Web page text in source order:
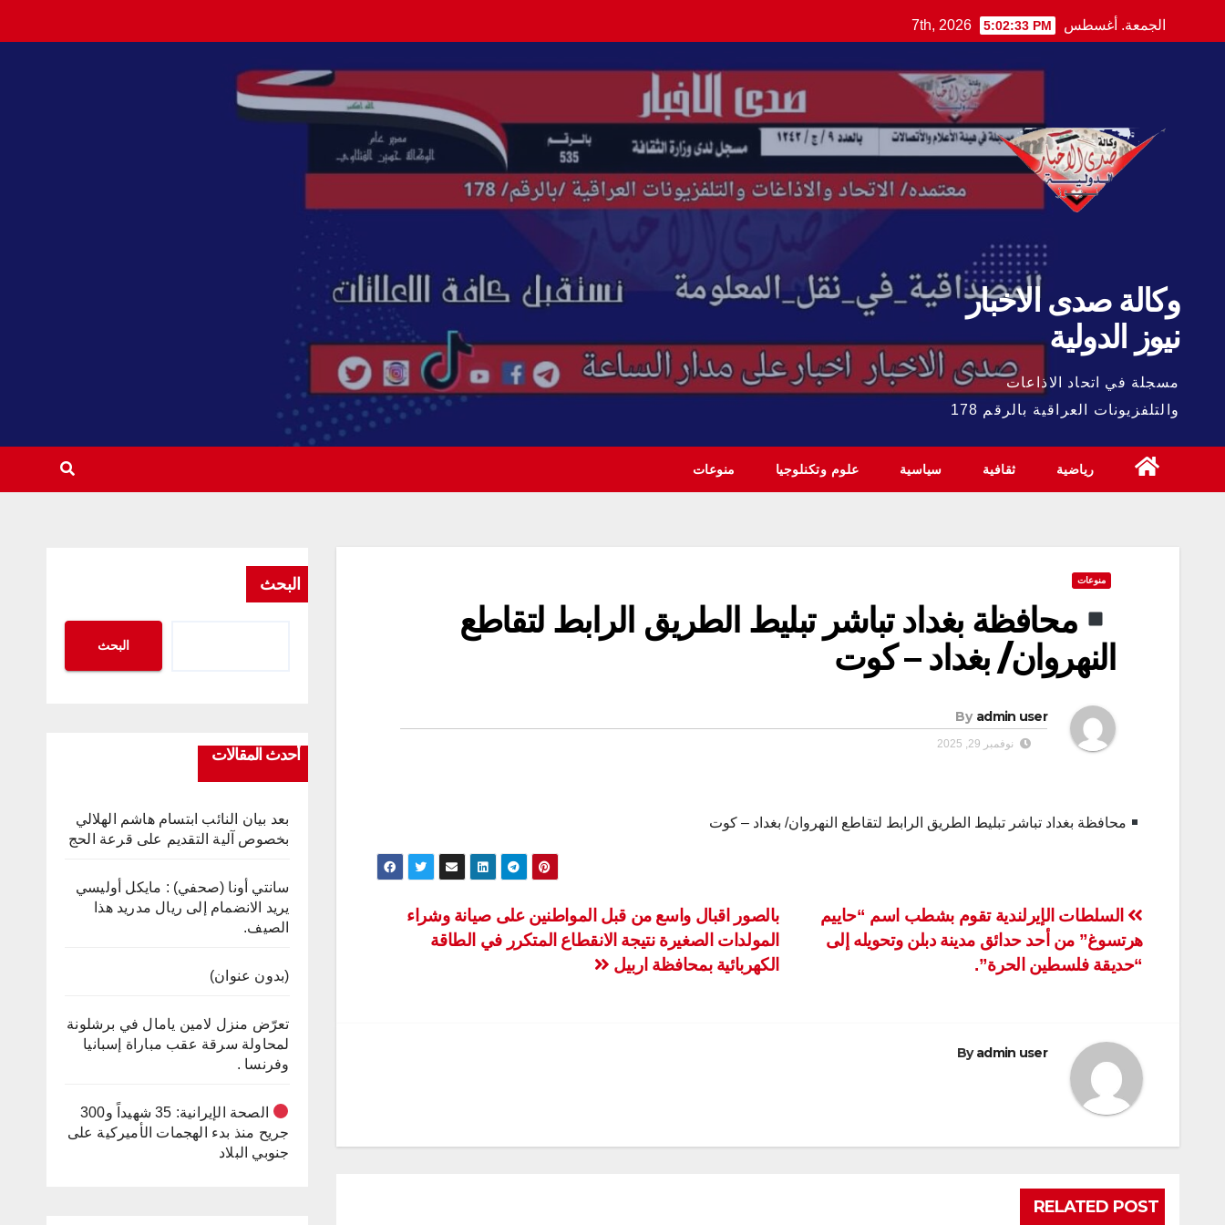
to
الجمعة. أغسطس 7th, 2026 5:02:34 PM
وكالة صدى الاخبار
نيوز الدولية
مسجلة في اتحاد الاذاعات
والتلفزيونات العراقية بالرقم 178
رياضية ثقافية سياسية علوم وتكنلوجيا منوعات
منوعات
محافظة بغداد تباشر تبليط الطريق الرابط لتقاطع
النهروان/ بغداد – كوت
By admin user
نوفمبر 29, 2025
محافظة بغداد تباشر تبليط الطريق الرابط لتقاطع النهروان/ بغداد – كوت
تصفّح
المقالات
بالصور اقبال واسع من قبل المواطنين على صيانة وشراء
المولدات الصغيرة نتيجة الانقطاع المتكرر في الطاقة
الكهربائية بمحافظة اربيل
السلطات الإيرلندية تقوم بشطب اسم “حاييم
هرتسوغ” من أحد حدائق مدينة دبلن وتحويله إلى
“حديقة فلسطين الحرة”.
Byadmin user
RELATED POST
البحث
البحث
أحدث المقالات
بعد بيان النائب ابتسام هاشم الهلالي
بخصوص آلية التقديم على قرعة الحج
سانتي أونا (صحفي) : مايكل أوليسي
يريد الانضمام إلى ريال مدريد هذا
الصيف.
(بدون عنوان)
تعرّض منزل لامين يامال في برشلونة
لمحاولة سرقة عقب مباراة إسبانيا
وفرنسا .
الصحة الإيرانية: 35 شهيداً و300
جريح منذ بدء الهجمات الأميركية على
جنوبي البلاد